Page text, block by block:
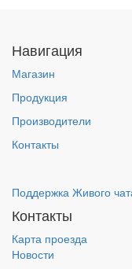
Навигация
Магазин
Продукция
Производители
Контакты
Поддержка Живого
Контакты
Карта проезда
Новости